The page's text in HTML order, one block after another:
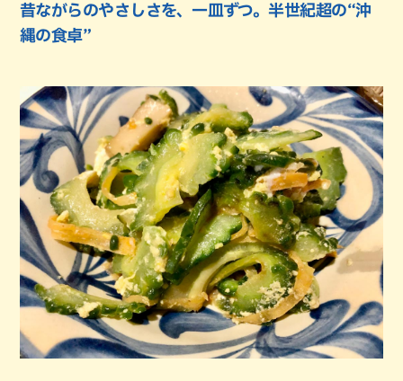
昔ながらのやさしさを、一皿ずつ。半世紀超の“沖
縄の食卓”